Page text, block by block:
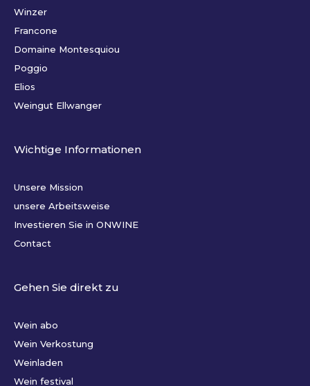
Winzer
Francone
Domaine Montesquiou
Poggio
Elios
Weingut Ellwanger
Wichtige Informationen
Unsere Mission
unsere Arbeitsweise
Investieren Sie in ONWINE
Contact
Gehen Sie direkt zu
Wein abo
Wein Verkostung
Weinladen
Wein festival